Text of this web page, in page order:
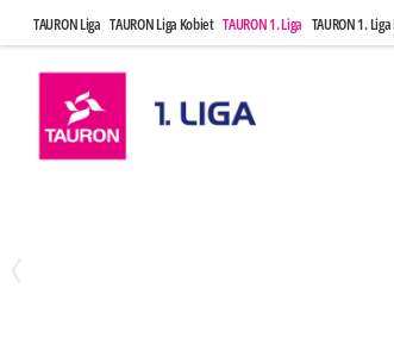
TAURON Liga TAURON Liga Kobiet TAURON 1. Liga TAURON 1.